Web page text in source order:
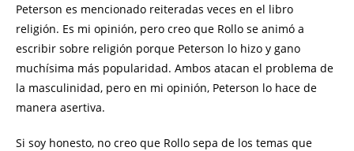
Peterson es mencionado reiteradas veces en el libro
religión. Es mi opinión, pero creo que Rollo se animó a
escribir sobre religión porque Peterson lo hizo y gano
muchísima más popularidad. Ambos atacan el problema de
la masculinidad, pero en mi opinión, Peterson lo hace de
manera asertiva.
Si soy honesto, no creo que Rollo sepa de los temas que